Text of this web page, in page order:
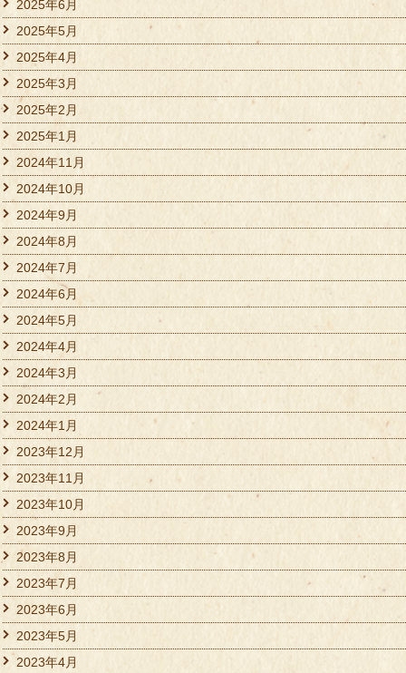
2025年6月
2025年5月
2025年4月
2025年3月
2025年2月
2025年1月
2024年11月
2024年10月
2024年9月
2024年8月
2024年7月
2024年6月
2024年5月
2024年4月
2024年3月
2024年2月
2024年1月
2023年12月
2023年11月
2023年10月
2023年9月
2023年8月
2023年7月
2023年6月
2023年5月
2023年4月